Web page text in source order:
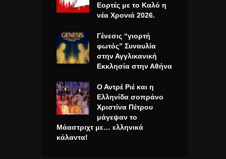
Εορτές με το Καλό η
νέα Χρονιά 2026.
Γένεσις “γιορτή
φωτός” Συναυλία
στην Αγγλικανική
Εκκλησία στην Αθήνα
Ο Αντρέ Ριέ και η
Ελληνίδα σοπράνο
Χριστίνα Πέτρου
μάγεψαν το
Μάαστριχτ με… ελληνικά
κάλαντα!